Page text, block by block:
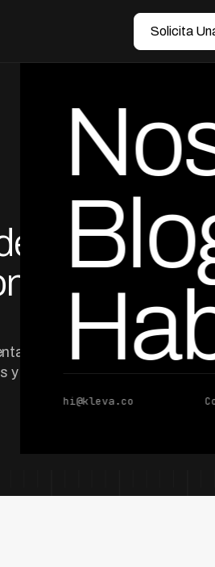
Solicita
hi@kleva.co
deuda y
y estrategias
por
Co-